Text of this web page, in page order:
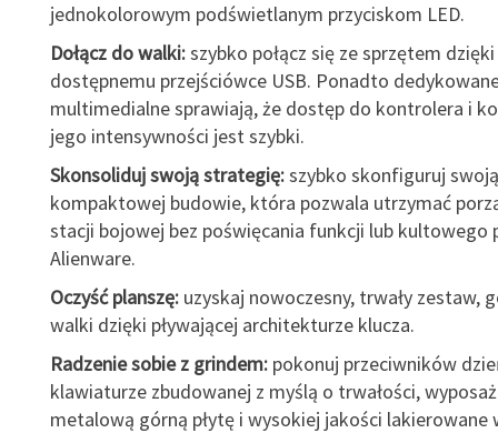
jednokolorowym podświetlanym przyciskom LED.
Dołącz do walki:szybko połącz się ze sprzętem
dostępnemu przejściówce USB. Ponadto
multimedialne sprawiają, że dostęp do kontrolera i
jego intensywności jest szybki.
Skonsoliduj swoją strategię:szybko skonfiguruj
kompaktowej budowie, która pozwala utrzymać
stacji bojowej bez poświęcania funkcji lub kultowego
Alienware.
Oczyść planszę: uzyskaj nowoczesny, trwały zestaw,
walki dzięki pływającej architekturze klucza.
Radzenie sobie z grindem:pokonuj przeciwników
klawiaturze zbudowanej z myślą o trwałości,
metalową górną płytę i wysokiej jakości lakierowane